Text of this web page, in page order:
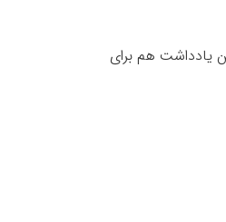
یادداشت هم برای